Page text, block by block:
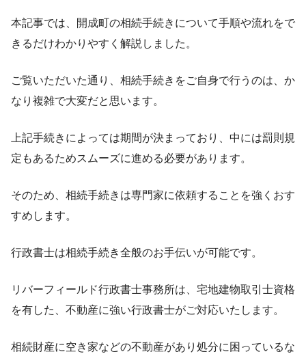
横浜地方法務局 西湘二宮支局の公式サイト
本記事では、開成町の相続手続きについて手順や流れをで
きるだけわかりやすく解説しました。
ご覧いただいた通り、相続手続きをご自身で行うのは、か
なり複雑で大変だと思います。
上記手続きによっては期間が決まっており、中には罰則規
定もあるためスムーズに進める必要があります。
そのため、相続手続きは専門家に依頼することを強くおす
すめします。
行政書士は相続手続き全般のお手伝いが可能です。
リバーフィールド行政書士事務所は、宅地建物取引士資格
を有した、不動産に強い行政書士がご対応いたします。
相続財産に空き家などの不動産があり処分に困っているな